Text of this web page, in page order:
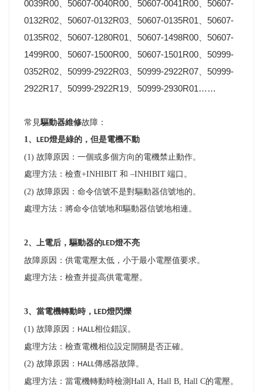
0039R00、50607-0040R00、50607-0041R00、50607-
0132R02、50607-0132R03、50607-0135R01、50607-
0135R02、50607-1280R01、50607-1498R00、50607-
1499R00、50607-1500R00、50607-1501R00、50999-
0352R02、50999-2922R03、50999-2922R07、50999-
2922R17、50999-2922R19、50999-2930R01……
常見驅動器維修故障：
1、 LED燈是綠的 ， 但是電機不動
(1) 故障原因：一個或多個方向的電機禁止動作。
處理方法：檢查+INHIBIT 和 –INHIBIT 端口。
(2) 故障原因：命令信號不是對驅動器信號地的。
處理方法：將命令信號地和驅動器信號地相連。
2、上電后，驅動器的LED燈不亮
故障原因：供電電壓太低，小于最小電壓值要求。
處理方法：檢查并提高供電電壓。
3、當電機轉動時， LED燈閃爍
(1) 故障原因： HALL相位錯誤。
處理方法：檢查電機相位設定開關是否正確。
(2) 故障原因： HALL傳感器故障。
處理方法：當電機轉動時檢測 Hall A, Hall B, Hall C的電壓。